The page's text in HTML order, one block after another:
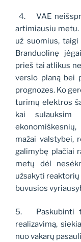
4.
VAE
artimiausiu
už suomius,
Branduolinę
prieš tai atlikus
verslo planą bei
prognozes. Ko
turimų elektros
kai sulauksim
mažai valstybei,
galimybę plačiai
metų dėl
užsakyti reaktorių
buvusios
5.
Paskubinti
realizavimą,
nuo vakarų